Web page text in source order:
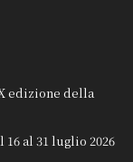
edizione della
al 31 luglio 2026